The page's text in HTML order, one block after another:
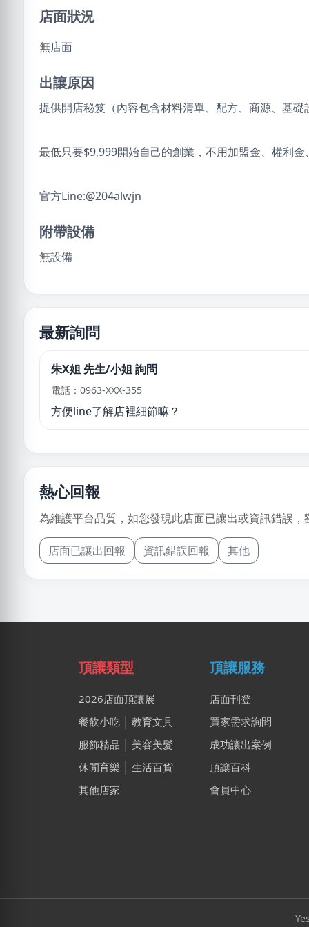
店面狀況
無店面
出讓原因
提供開店秘笈（內容包含材料清單、配方、商源、基礎
最低只要$9,999開始自己的創業，不用加盟金、權利金
官方Line:@204alwjn
附帶設備
無設備
最新詢問
朱X姐 先生/小姐 詢問
電話：0963-XXX-355
方便line了解店裡細節嘛？
熱心回報
為維護平台品質，如您發現此店面已讓出或資訊錯誤
店面已讓出回報 資訊錯誤回報 其他
頂讓類型
2026店面頂讓展
餐飲小吃
教育文具
服飾精品
美容美髮
休閒育樂
生活百貨
其他店家
頂讓服務
店面刊登
買家需求詢問
成功讓出案例
頂讓百科
會員中心